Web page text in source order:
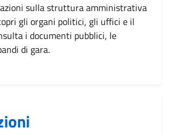
sulla struttura amministrativa
gli organi politici, gli uffici e il
i documenti pubblici, le
di gara.